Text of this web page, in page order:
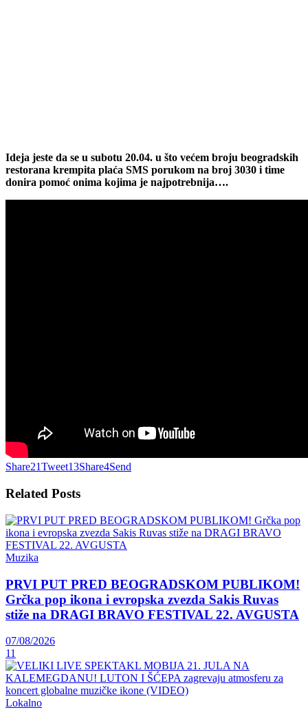
Ideja jeste da se u subotu 20.04. u što većem broju beogradskih
restorana krempita plaća SMS porukom na broj 3030 i time
donira pomoć onima kojima je najpotrebnija….
Share21Tweet13Share4Send
Related Posts
Muzika
PRVI PUT PRED BEOGRADSKOM PUBLIKOM!
Grčka pop ikona i evropska zvezda Sakis Ruvas
stiže na DRAGI BRAVO FESTIVAL 22. AVGUSTA
07/08/2026
11
Lokalno